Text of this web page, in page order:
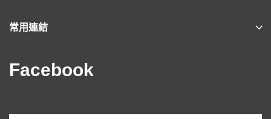
常用連結
Facebook